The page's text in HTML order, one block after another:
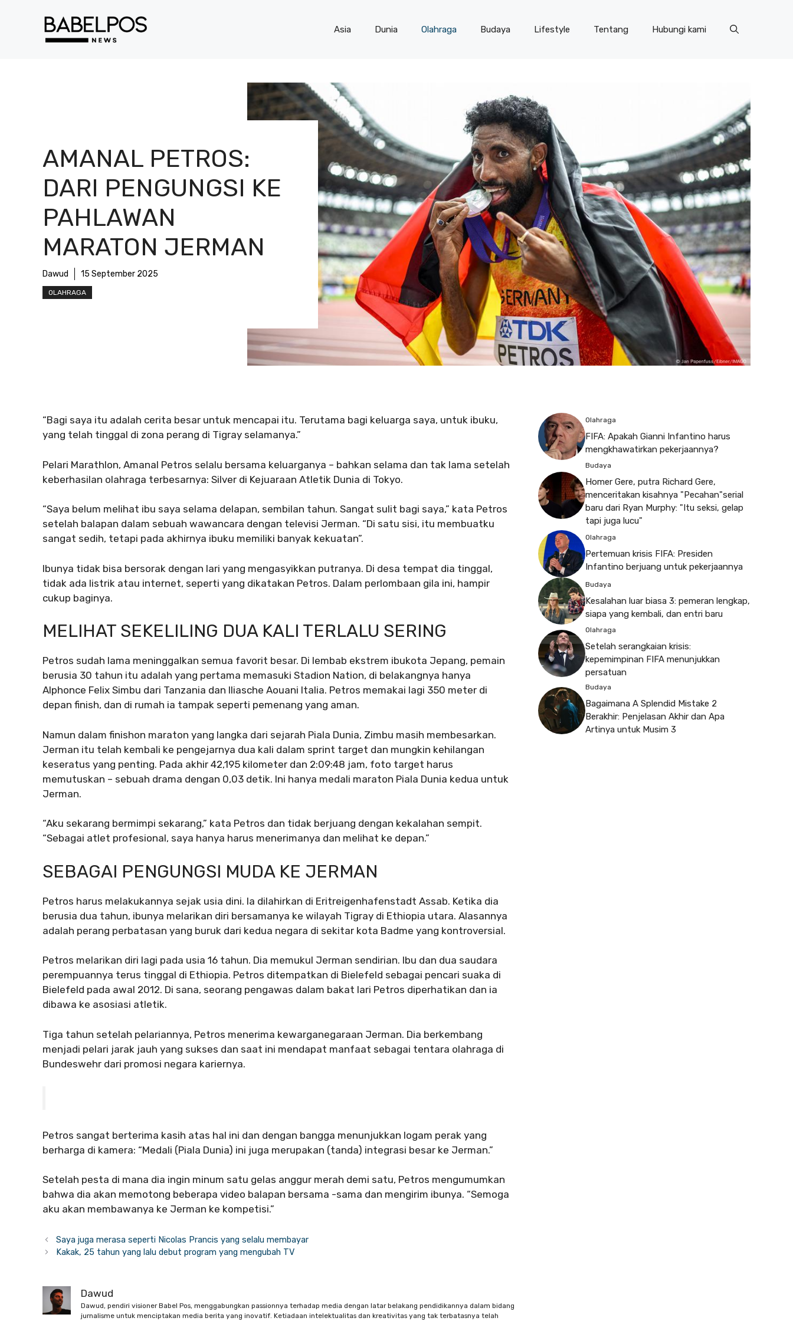
Asia Dunia Olahraga Budaya Lifestyle Tentang Hubungi kami
AMANAL PETROS:
DARI PENGUNGSI KE
PAHLAWAN
MARATON JERMAN
Dawud 15 September 2025
OLAHRAGA
“Bagi saya itu adalah cerita besar untuk mencapai itu. Terutama bagi keluarga saya, untuk ibuku,
yang telah tinggal di zona perang di Tigray selamanya.”
Pelari Marathlon, Amanal Petros selalu bersama keluarganya – bahkan selama dan tak lama setelah
keberhasilan olahraga terbesarnya: Silver di Kejuaraan Atletik Dunia di Tokyo.
“Saya belum melihat ibu saya selama delapan, sembilan tahun. Sangat sulit bagi saya,” kata Petros
setelah balapan dalam sebuah wawancara dengan televisi Jerman. “Di satu sisi, itu membuatku
sangat sedih, tetapi pada akhirnya ibuku memiliki banyak kekuatan”.
Ibunya tidak bisa bersorak dengan lari yang mengasyikkan putranya. Di desa tempat dia tinggal,
tidak ada listrik atau internet, seperti yang dikatakan Petros. Dalam perlombaan gila ini, hampir
cukup baginya.
MELIHAT SEKELILING DUA KALI TERLALU SERING
Petros sudah lama meninggalkan semua favorit besar. Di lembab ekstrem ibukota Jepang, pemain
berusia 30 tahun itu adalah yang pertama memasuki Stadion Nation, di belakangnya hanya
Alphonce Felix Simbu dari Tanzania dan Iliasche Aouani Italia. Petros memakai lagi 350 meter di
depan finish, dan di rumah ia tampak seperti pemenang yang aman.
Namun dalam finishon maraton yang langka dari sejarah Piala Dunia, Zimbu masih membesarkan.
Jerman itu telah kembali ke pengejarnya dua kali dalam sprint target dan mungkin kehilangan
keseratus yang penting. Pada akhir 42,195 kilometer dan 2:09:48 jam, foto target harus
memutuskan – sebuah drama dengan 0,03 detik. Ini hanya medali maraton Piala Dunia kedua untuk
Jerman.
“Aku sekarang bermimpi sekarang,” kata Petros dan tidak berjuang dengan kekalahan sempit.
“Sebagai atlet profesional, saya hanya harus menerimanya dan melihat ke depan.”
SEBAGAI PENGUNGSI MUDA KE JERMAN
Petros harus melakukannya sejak usia dini. Ia dilahirkan di Eritreigenhafenstadt Assab. Ketika dia
berusia dua tahun, ibunya melarikan diri bersamanya ke wilayah Tigray di Ethiopia utara. Alasannya
adalah perang perbatasan yang buruk dari kedua negara di sekitar kota Badme yang kontroversial.
Petros melarikan diri lagi pada usia 16 tahun. Dia memukul Jerman sendirian. Ibu dan dua saudara
perempuannya terus tinggal di Ethiopia. Petros ditempatkan di Bielefeld sebagai pencari suaka di
Bielefeld pada awal 2012. Di sana, seorang pengawas dalam bakat lari Petros diperhatikan dan ia
dibawa ke asosiasi atletik.
Tiga tahun setelah pelariannya, Petros menerima kewarganegaraan Jerman. Dia berkembang
menjadi pelari jarak jauh yang sukses dan saat ini mendapat manfaat sebagai tentara olahraga di
Bundeswehr dari promosi negara kariernya.
Petros sangat berterima kasih atas hal ini dan dengan bangga menunjukkan logam perak yang
berharga di kamera: “Medali (Piala Dunia) ini juga merupakan (tanda) integrasi besar ke Jerman.”
Setelah pesta di mana dia ingin minum satu gelas anggur merah demi satu, Petros mengumumkan
bahwa dia akan memotong beberapa video balapan bersama -sama dan mengirim ibunya. “Semoga
aku akan membawanya ke Jerman ke kompetisi.”
Saya juga merasa seperti Nicolas Prancis yang selalu membayar
Kakak, 25 tahun yang lalu debut program yang mengubah TV
Dawud
Dawud, pendiri visioner Babel Pos, menggabungkan passionnya terhadap media dengan latar belakang pendidikannya dalam bidang
jurnalisme untuk menciptakan media berita yang inovatif. Ketiadaan intelektualitas dan kreativitas yang tak terbatasnya telah
Olahraga
FIFA: Apakah Gianni Infantino harus
mengkhawatirkan pekerjaannya?
Budaya
Homer Gere, putra Richard Gere,
menceritakan kisahnya "Pecahan"serial
baru dari Ryan Murphy: "Itu seksi, gelap
tapi juga lucu"
Olahraga
Pertemuan krisis FIFA: Presiden
Infantino berjuang untuk pekerjaannya
Budaya
Kesalahan luar biasa 3: pemeran lengkap,
siapa yang kembali, dan entri baru
Olahraga
Setelah serangkaian krisis:
kepemimpinan FIFA menunjukkan
persatuan
Budaya
Bagaimana A Splendid Mistake 2
Berakhir: Penjelasan Akhir dan Apa
Artinya untuk Musim 3